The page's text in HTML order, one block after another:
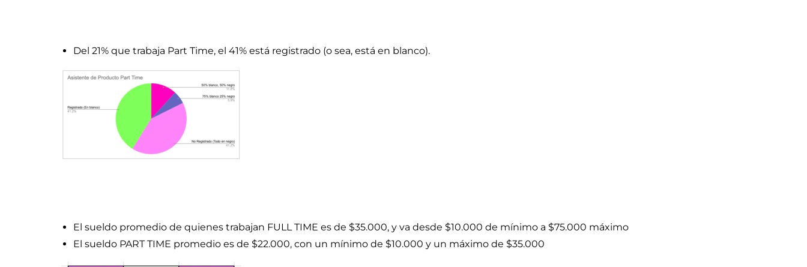
Del 21% que trabaja Part Time, el 41% está registrado (o sea, está en blanco).
El sueldo promedio de quienes trabajan FULL TIME es de $35.000, y va desde $10.000 de mínimo a $75.000 máximo
El sueldo PART TIME promedio es de $22.000, con un mínimo de $10.000 y un máximo de $35.000